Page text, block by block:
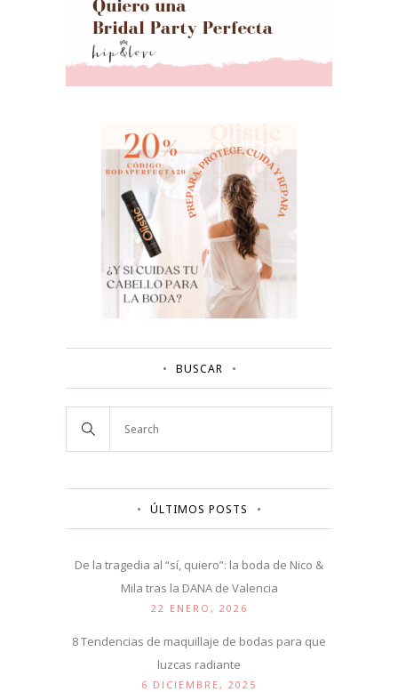
BUSCAR
ÚLTIMOS POSTS
De la tragedia al “sí, quiero”: la boda de Nico &
Mila tras la DANA de Valencia
22 ENERO, 2026
8 Tendencias de maquillaje de bodas para que
luzcas radiante
6 DICIEMBRE, 2025